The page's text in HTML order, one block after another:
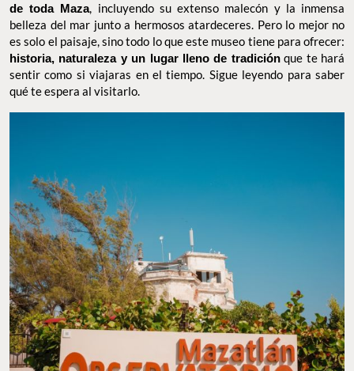
Maza, incluyendo su extenso malecón y la inmensa belleza del
mar junto a hermosos atardeceres. Pero lo mejor no es solo el
paisaje, sino todo lo que este museo tiene para ofrecer: historia,
naturaleza y un lugar lleno de tradiciónque te hará sentir como
si viajaras en el tiempo. Sigue leyendo para saber qué te espera
al visitarlo.